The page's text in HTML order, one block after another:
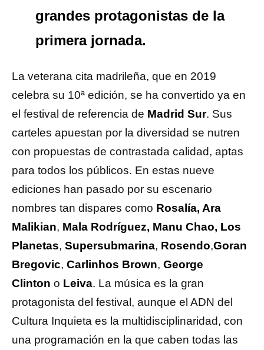
grandes protagonistas de la
primera jornada.
La veterana cita madrileña, que en 2019
celebra su 10ª edición, se ha convertido ya en
el festival de referencia de Madrid Sur. Sus
carteles apuestan por la diversidad se nutren
con propuestas de contrastada calidad, aptas
para todos los públicos. En estas nueve
ediciones han pasado por su escenario
nombres tan dispares como Rosalía, Ara
Malikian, Mala Rodríguez, Manu Chao, Los
Planetas, Supersubmarina, Rosendo,Goran
Bregovic, Carlinhos Brown, George
Clinton o Leiva. La música es la gran
protagonista del festival, aunque el ADN del
Cultura Inquieta es la multidisciplinaridad, con
una programación en la que caben todas las